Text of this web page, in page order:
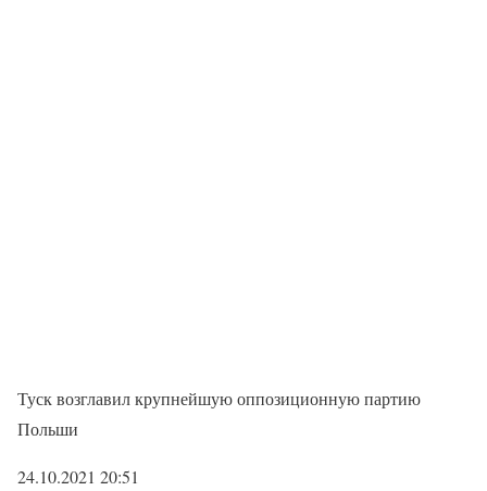
Туск возглавил крупнейшую оппозиционную партию
Польши
24.10.2021 20:51